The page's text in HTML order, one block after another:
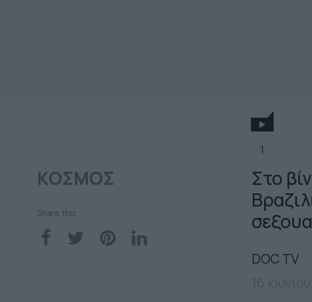
1
ΚΟΣΜΟΣ
Share this
Στο
DOC TV